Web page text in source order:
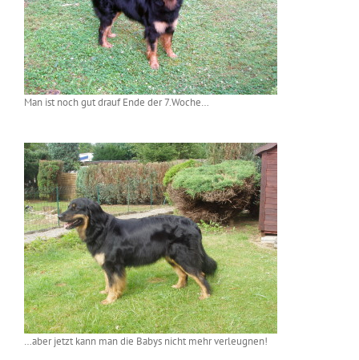
Man ist noch gut drauf Ende der 7.Woche…
…aber jetzt kann man die Babys nicht mehr verleugnen!